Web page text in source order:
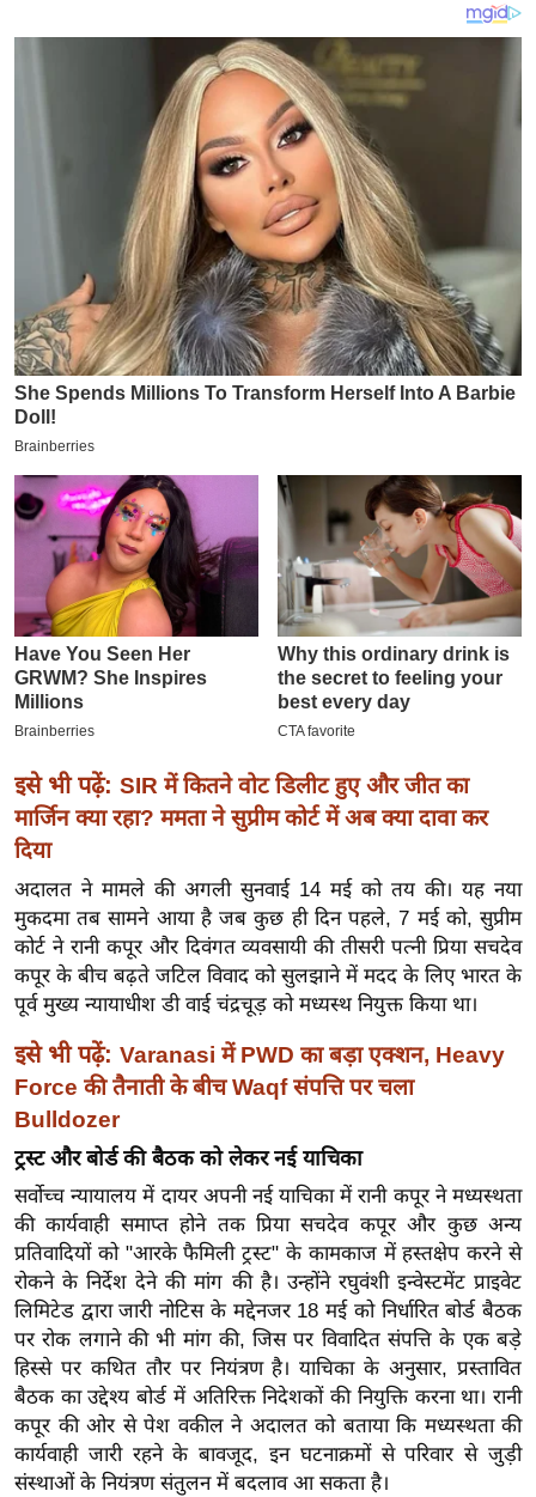
मि
सा
ल
बे
मि
सा
ल
ख्सि
य
त
यं
ग
डि
या
सा
हि
त्य
ज
ग
त
ऑ
टो
व
र्ल्ड
न्यू
ज
ब्री
फ
म
नो
रं
ज
न
ज
इसे भी पढ़ें: SIR में कितने वोट डिलीट हुए और जीत का
मार्जिन क्या रहा? ममता ने सुप्रीम कोर्ट में अब क्या दावा कर
दिया
अदालत ने मामले की अगली सुनवाई 14 मई को तय की। यह नया
मुकदमा तब सामने आया है जब कुछ ही दिन पहले, 7 मई को, सुप्रीम
कोर्ट ने रानी कपूर और दिवंगत व्यवसायी की तीसरी पत्नी प्रिया सचदेव
कपूर के बीच बढ़ते जटिल विवाद को सुलझाने में मदद के लिए भारत के
पूर्व मुख्य न्यायाधीश डी वाई चंद्रचूड़ को मध्यस्थ नियुक्त किया था।
इसे भी पढ़ें: Varanasi में PWD का बड़ा एक्शन, Heavy
Force की तैनाती के बीच Waqf संपत्ति पर चला
Bulldozer
ट्रस्ट और बोर्ड की बैठक को लेकर नई याचिका
सर्वोच्च न्यायालय में दायर अपनी नई याचिका में रानी कपूर ने मध्यस्थता
की कार्यवाही समाप्त होने तक प्रिया सचदेव कपूर और कुछ अन्य
प्रतिवादियों को "आरके फैमिली ट्रस्ट" के कामकाज में हस्तक्षेप करने से
रोकने के निर्देश देने की मांग की है। उन्होंने रघुवंशी इन्वेस्टमेंट प्राइवेट
लिमिटेड द्वारा जारी नोटिस के मद्देनजर 18 मई को निर्धारित बोर्ड बैठक
पर रोक लगाने की भी मांग की, जिस पर विवादित संपत्ति के एक बड़े
हिस्से पर कथित तौर पर नियंत्रण है। याचिका के अनुसार, प्रस्तावित
बैठक का उद्देश्य बोर्ड में अतिरिक्त निदेशकों की नियुक्ति करना था। रानी
कपूर की ओर से पेश वकील ने अदालत को बताया कि मध्यस्थता की
कार्यवाही जारी रहने के बावजूद, इन घटनाक्रमों से परिवार से जुड़ी
संस्थाओं के नियंत्रण संतुलन में बदलाव आ सकता है।